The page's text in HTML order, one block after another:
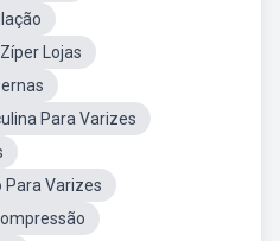
Lojas
Para Varizes
Para Varizes